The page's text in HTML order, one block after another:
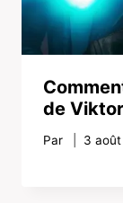
de
Par 3